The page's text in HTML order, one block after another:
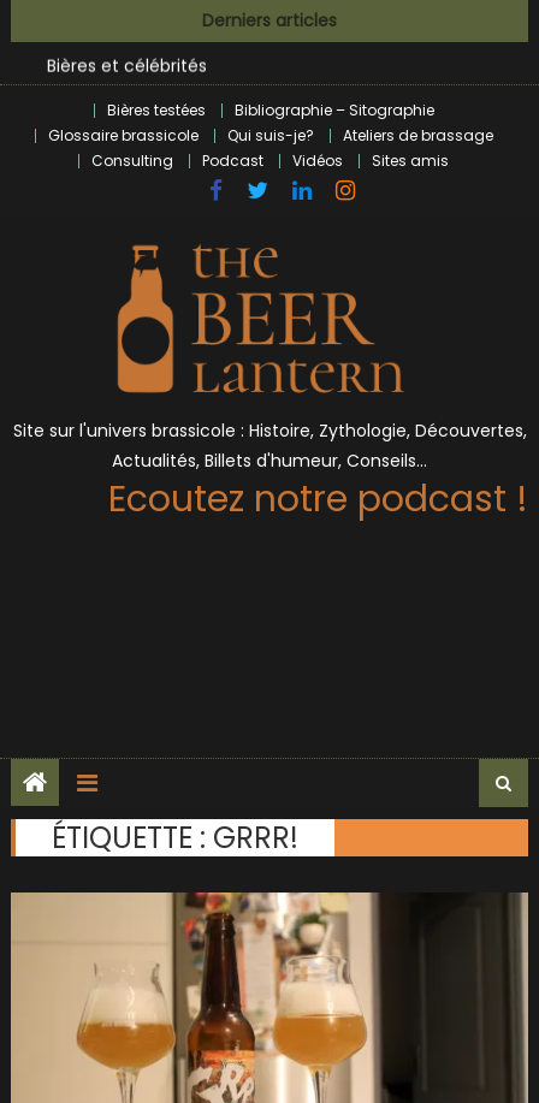
to
content
Derniers articles
BrewDog racheté par Tilray pour une bouchée de pain ?
Bières et célébrités
L’écosysteme brassicole en introspection
Zoumaï : pionnier de la révolution craft à Marseille
L’intelligence artificielle dans le milieu brassicole
BrewDog racheté par Tilray pour une bouchée de pain ?
Bières testées
Bibliographie – Sitographie
Glossaire brassicole
Qui suis-je?
Ateliers de brassage
Consulting
Podcast Vidéos Sites amis
Site sur l'univers brassicole : Histoire, Zythologie, Découvertes,
Actualités, Billets d'humeur, Conseils…
Ecoutez notre podcast !
ÉTIQUETTE : GRRR!